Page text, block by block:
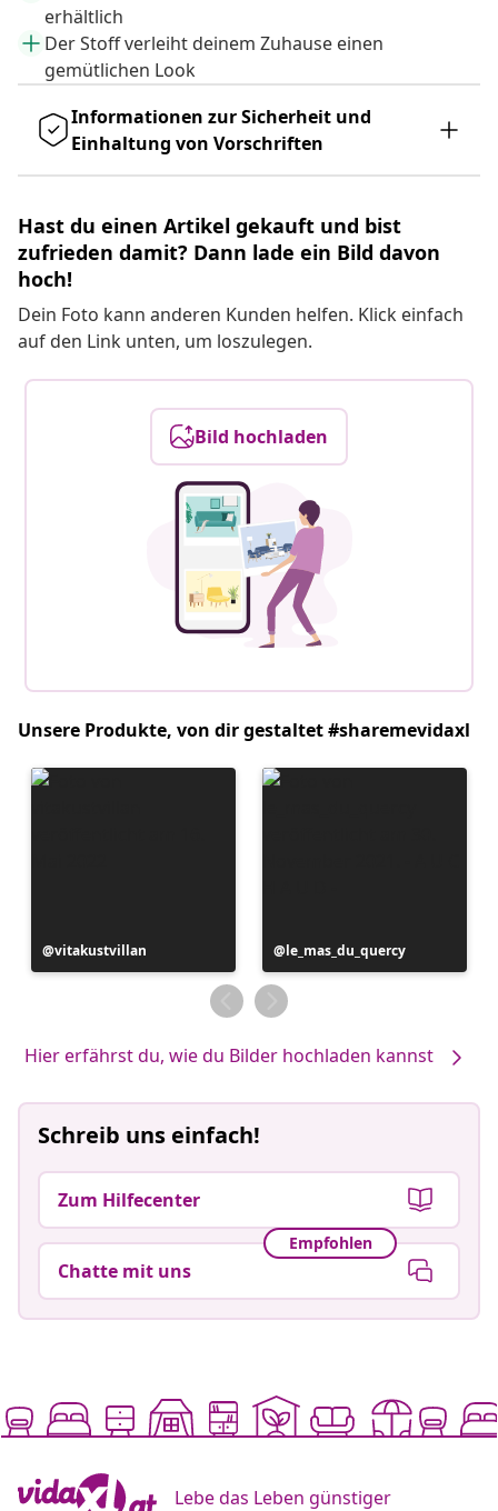
erhältlich
Der Stoff verleiht deinem Zuhause einen
gemütlichen Look
Informationen zur Sicherheit und
Einhaltung von Vorschriften
Hast du einen Artikel gekauft und bist
zufrieden damit? Dann lade ein Bild davon
hoch!
Dein Foto kann anderen Kunden helfen. Klick einfach
auf den Link unten, um loszulegen.
Bild hochladen
Unsere Produkte, von dir gestaltet #sharemevidaxl
Beitrag
veröffentlicht
vitakustvillan
Beitrag
veröffentlicht
von
le_mas_du_quercy
Hier erfährst du, wie du Bilder hochladen kannst
Schreib uns einfach!
Zum Hilfecenter
Empfohlen
Chatte mit uns
Lebe das Leben günstiger